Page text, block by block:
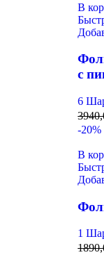
В
с
6
-20%
В
1